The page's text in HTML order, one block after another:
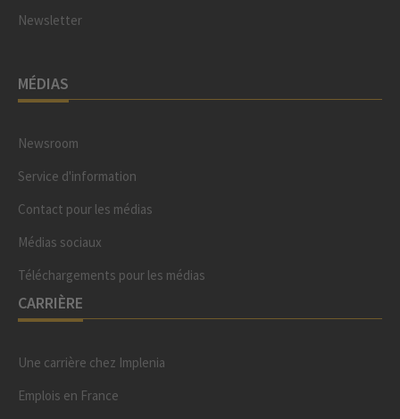
Newsletter
MÉDIAS
Newsroom
Service d'information
Contact pour les médias
Médias sociaux
Téléchargements pour les médias
CARRIÈRE
Une carrière chez Implenia
Emplois en France